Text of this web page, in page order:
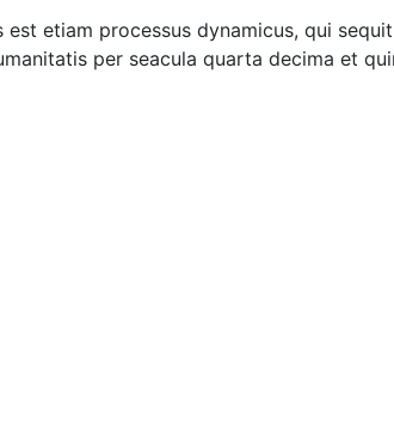
etiam processus dynamicus, qui
per seacula quarta decima et